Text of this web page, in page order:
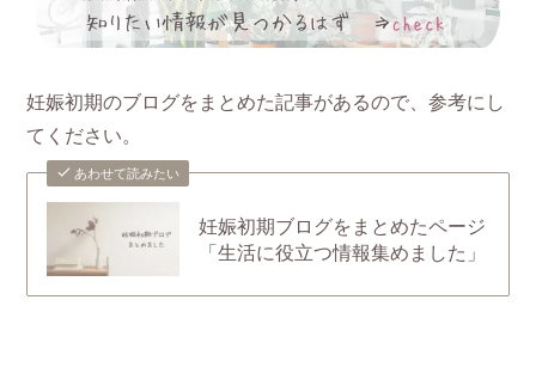
妊娠初期のブログをまとめた記事があるので、参考にし
てください。
あわせて読みたい
妊娠初期ブログをまとめたページ
「生活に役立つ情報集めました」